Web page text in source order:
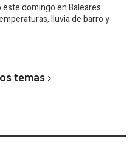
domingo en Baleares:
lluvia de barro y
temas